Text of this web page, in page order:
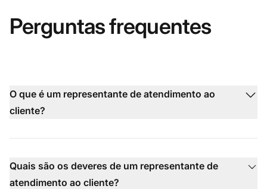
Perguntas frequentes
O que é um representante de atendimento ao
cliente?
Quais são os deveres de um representante de
atendimento ao cliente?